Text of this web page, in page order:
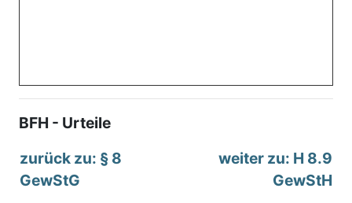
BFH - Urteile
zurück zu: § 8
GewStG
weiter zu: H 8.9
GewStH